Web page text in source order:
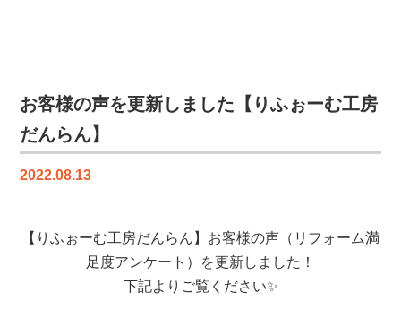
だ
ら
｜
ッ
お客様の声を更新しました【りふぉーむ工房
だんらん】
2022.08.13
【りふぉーむ工房だんらん】お客様の声（リフォーム満
足度アンケート）を更新しました！
下記よりご覧ください✨